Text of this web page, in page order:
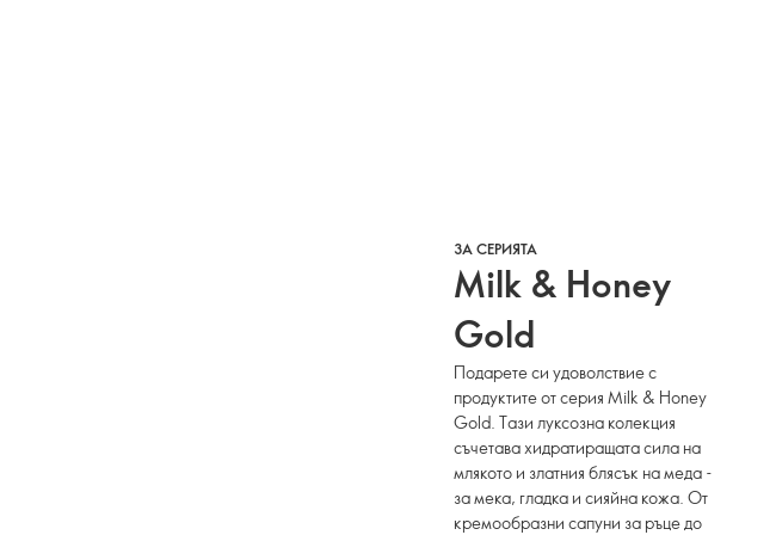
ЗА СЕРИЯТА
Milk & Honey
Gold
Подарете си удоволствие с
продуктите от серия Milk & Honey
Gold. Тази луксозна колекция
съчетава хидратиращата сила на
млякото и златния блясък на меда -
за мека, гладка и сияйна кожа. От
кремообразни сапуни за ръце до